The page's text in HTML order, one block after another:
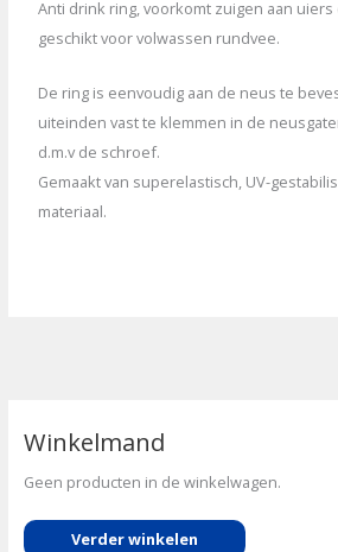
Anti drink ring, voorkomt zuigen aan uiers
geschikt voor volwassen rundvee.
De ring is eenvoudig aan de neus te
uiteinden vast te klemmen in de
d.m.v de schroef.
Gemaakt van superelastisch, UV-
materiaal.
Winkelmand
Geen producten in de winkelwagen.
Verder winkelen